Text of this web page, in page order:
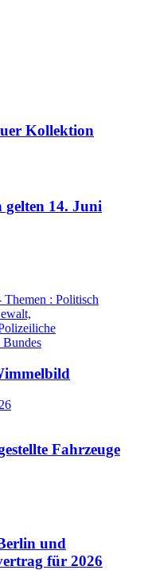
Kollektion
gelten 14. Juni
Fahrzeuge
und
für 2026